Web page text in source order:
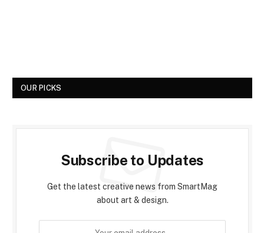
OUR PICKS
Subscribe to Updates
Get the latest creative news from SmartMag
about art & design.